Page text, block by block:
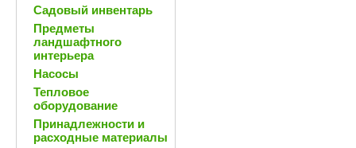
Садовый инвентарь
Предметы
ландшафтного
интерьера
Насосы
Тепловое
оборудование
Принадлежности и
расходные материалы